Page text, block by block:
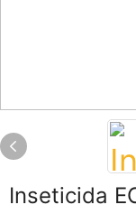
Inseticida